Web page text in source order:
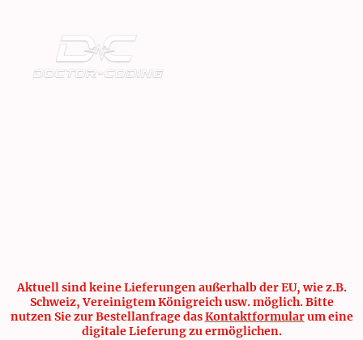
Aktuell sind keine Lieferungen außerhalb der EU, wie z.B.
Schweiz, Vereinigtem Königreich usw. möglich. Bitte
nutzen Sie zur Bestellanfrage dasKontaktformularum eine
digitale Lieferung zu ermöglichen.